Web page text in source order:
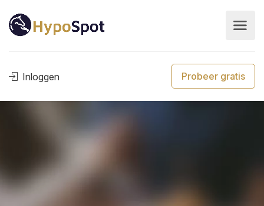
Inloggen Probeer gratis